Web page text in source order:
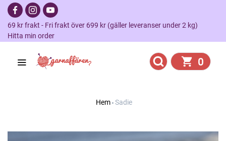
69 kr frakt - Fri frakt över 699 kr (gäller leveranser under 2 kg)
Hitta min order
0
Hem Sadie